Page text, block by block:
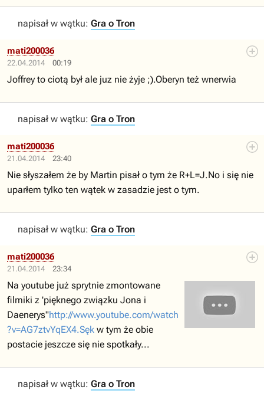
napisał w wątku: Gra o Tron
22.04.2014 00:19
mati200036
Joffrey to ciotą był ale juz nie żyje ;).Oberyn też wnerwia
napisał w wątku: Gra o Tron
21.04.2014 23:40
mati200036
Nie słyszałem że by Martin pisał o tym że R+L=J.No i się nie
uparłem tylko ten wątek w zasadzie jest o tym.
napisał w wątku: Gra o Tron
21.04.2014 23:34
mati200036
Na youtube już sprytnie zmontowane
filmiki z 'pięknego związku Jona i
Daenerys"http://www.youtube.com/watch
?v=AG7ztvYqEX4.Sęk w tym że obie
postacie jeszcze się nie spotkały...
napisał w wątku: Gra o Tron